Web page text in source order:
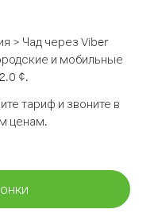
> Чад через Viber
и мобильные
¢.
тариф и звоните в
ценам.